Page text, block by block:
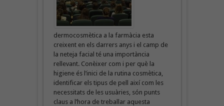
dermocosmètica a la farmàcia esta
creixent en els darrers anys i el camp de
la neteja facial té una importància
rellevant. Conèixer com i per què la
higiene és l’inici de la rutina cosmètica,
identificar els tipus de pell així com les
necessitats de les usuàries, són punts
claus a l’hora de treballar aquesta